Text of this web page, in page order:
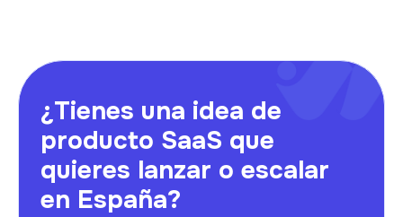
¿Tienes una idea de
producto SaaS que
quieres lanzar o escalar
en España?